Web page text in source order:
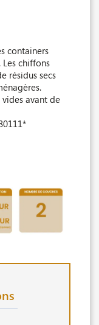
containers
chiffons
résidus secs
avant de